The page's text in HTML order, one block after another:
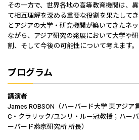
その一方で、世界各地の高等教育機関は、
て相互理解を深める重要な役割を果たして
とアジアの大学・研究機関が築いてきたネ
ながら、アジア研究の発展において大学や
割、そして今後の可能性について考えます。
プログラム
講演者
James ROBSON（ハーバード大学 東アジア
C・クラリック/ユンリ・ルー冠教授；ハー
ーバード燕京研究所 所長）